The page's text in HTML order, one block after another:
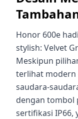
Honor 600e
stylish: Velvet
Meskipun
terlihat modern
saudara-
dengan tombol
sertifikasi IP66,